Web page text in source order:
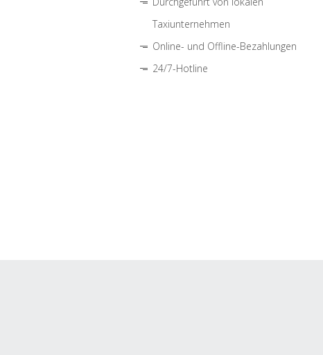
Taxiunternehmen
Online- und Offline-Bezahlungen
24/7-Hotline